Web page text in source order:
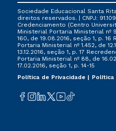
FIES, Prouni e outros
não se acumula com
ofertada pela Instituição.
Sociedade Educacional Santa
direitos reservados. | CNPJ:
Credenciamento (Centro
Ministerial Portaria Ministerial nº
160, de 19.08.2016, seção 1, p. 16
Portaria Ministerial nº 1.452, de
13.12.2016, seção 1, p. 17
Portaria Ministerial nº 88, de
17.02.2016, seção 1, p. 14-15
Política de Privacidade
Política